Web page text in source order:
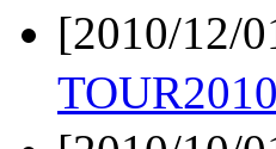
[2010/12/